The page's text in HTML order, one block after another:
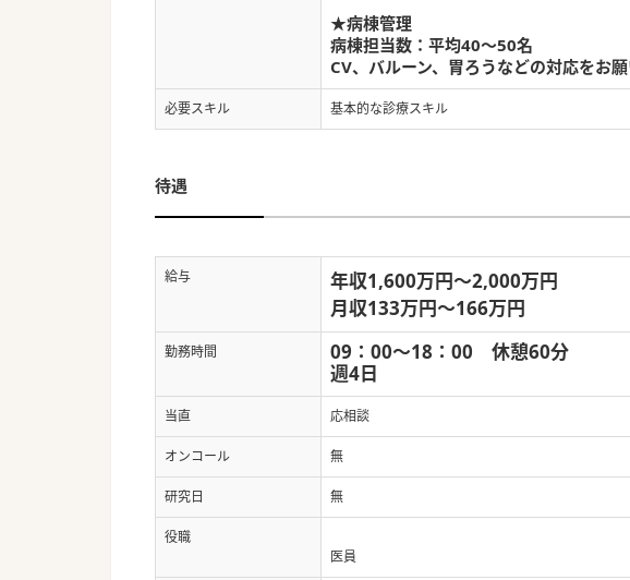
★病棟管理
病棟担当数：平均40～50名
CV、バルーン、胃ろうなどの対応をお願
必要スキル 基本的な診療スキル
待遇
給与
年収1,600万円～2,000万円
月収133万円～166万円
勤務時間
09：00～18：00 休憩60分
週4日
当直 応相談
オンコール 無
研究日 無
役職
医員